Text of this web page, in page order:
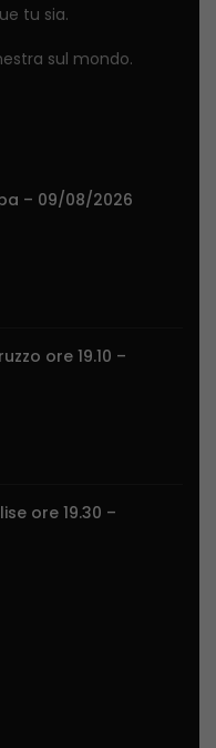
tu sia.
sul mondo.
– 09/08/2026
ore 19.10 –
ore 19.30 –